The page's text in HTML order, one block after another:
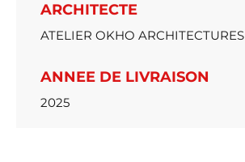
ARCHITECTE
ATELIER OKHO ARCHITECTURES
ANNEE DE LIVRAISON
2025